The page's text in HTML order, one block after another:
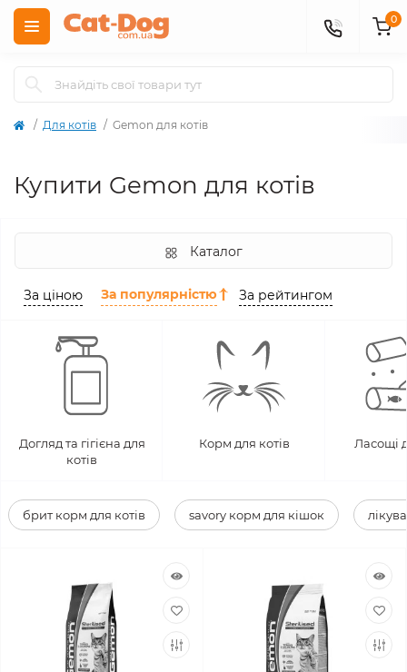
0
Для котів Gemon для котів
Купити Gemon для котів
Каталог
За ціною За популярністю За рейтингом
Догляд та гігієна для
котів
Корм для котів Ласощі
брит корм для котів savory корм для кішок